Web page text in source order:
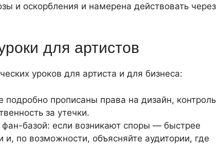
и оскорбления и намерена действовать через
для артистов
уроков для артиста и для бизнеса:
прописаны права на дизайн, контроль
за утечки.
базой: если возникают споры — быстрее
по возможности, объясняйте аудитории, где